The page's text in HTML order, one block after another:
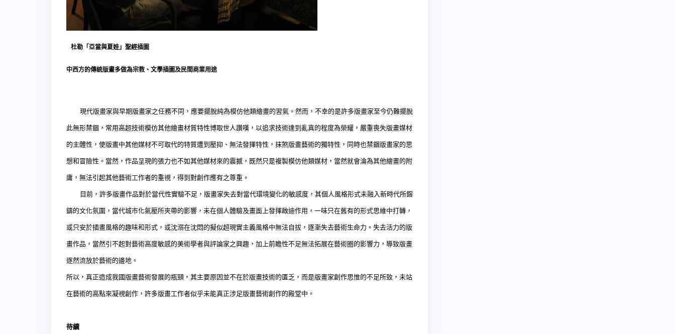
杜勒「亞當與夏娃」聖經插圖
中西方的傳統版畫多做為宗教、文學插圖及民間商業用途
現代版畫家與早期版畫家之任務不同，應要擺脫純為模仿他類繪畫的習氣。然而，不幸的是許多版畫家至今仍難擺脫
此無形禁錮，常用高超技術模仿其他繪畫材質特性博取世人讚嘆，以追求技術達到亂真的程度為榮耀，嚴重喪失版畫媒材
的主體性，使版畫中其他媒材不可取代的特質遭到壓抑、無法發揮特性，抹煞版畫藝術的獨特性，同時也禁錮版畫家的思
想和冒險性。當然，作品呈現的張力也不如其他媒材來的震撼，既然只是複製模仿他類媒材，當然就會淪為其他繪畫的附
庸，無法引起其他藝術工作者的重視，得到對創作應有之尊重。
目前，許多版畫作品對於當代性實驗不足，版畫家失去對當代環境變化的敏感度，其個人風格形式未融入新時代所鎔
鑄的文化氛圍，當代城市化氣壓所夾帶的影響，未在個人體驗及畫面上發揮啟迪作用，一味只在舊有的形式思維中打轉，
或只安於插畫風格的趣味和形式，或沈溺在沈悶的擬似超現實主義風格中無法自拔，逐漸失去藝術生命力。失去活力的版
畫作品，當然引不起對藝術高度敏感的美術學者與評論家之興趣，加上前瞻性不足無法拓展在藝術圈的影響力，導致版畫
逐然流放於藝術的邊地。
所以，真正造成我國版畫藝術發展的瓶頸，其主要原因並不在於版畫技術的匱乏，而是版畫家創作思惟的不足所致，未站
在藝術的高點來凝視創作，許多版畫工作者似乎未能真正涉足版畫藝術創作的殿堂中。
待續